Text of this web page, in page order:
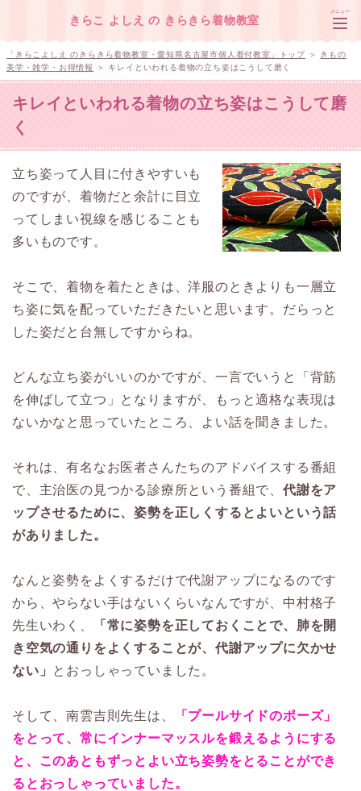
きらこ よしえ の きらきら着物教室
メニュー
トップページ
レッスン・着付けのお申し込み
教室の場所・連絡先
きらこ よしえのプロフィール
「きらこよしえ のきらきら着物教室・愛知県名古屋市個人着付教室」トップ ＞
きもの
美学・雑学・お得情報
＞ キレイといわれる着物の立ち姿はこうして磨く
キレイといわれる着物の立ち姿はこうして磨
く
立ち姿って人目に付きやすいも
のですが、着物だと余計に目立
ってしまい視線を感じることも
多いものです。
そこで、着物を着たときは、洋服のときよりも一層立
ち姿に気を配っていただきたいと思います。だらっと
した姿だと台無しですからね。
どんな立ち姿がいいのかですが、一言でいうと「背筋
を伸ばして立つ」となりますが、もっと適格な表現は
ないかなと思っていたところ、よい話を聞きました。
それは、有名なお医者さんたちのアドバイスする番組
で、主治医の見つかる診療所という番組で、 代謝をア
ップさせるために、姿勢を正しくするとよいという話
がありました。
なんと姿勢をよくするだけで代謝アップになるのです
から、やらない手はないくらいなんですが、中村格子
先生いわく、
「常に姿勢を正しておくことで、肺を開
き空気の通りをよくすることが、代謝アップに欠かせ
ない」 とおっしゃっていました。
そして、南雲吉則先生は、
「プールサイドのポーズ」
をとって、常にインナーマッスルを鍛えるようにする
と、このあともずっとよい立ち姿勢をとることができ
るとおっしゃっていました。